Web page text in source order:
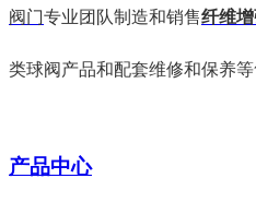
阀门专业团队制造和销售纤维
类球阀产品和配套维修和保养等
产品中心